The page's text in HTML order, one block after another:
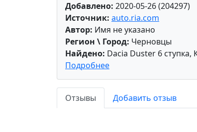
Добавлено: 2020-05-26 (204297)
Источник: auto.ria.com
Автор: Имя не указано
Регион \ Город: Черновцы
Найдено: Dacia Duster 6 ступка,
Подробнее
Отзывы
Добавить отзыв